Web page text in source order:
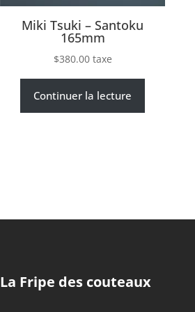
Miki Tsuki – Santoku
165mm
$380.00 taxe
Continuer la lecture
La Fripe des couteaux